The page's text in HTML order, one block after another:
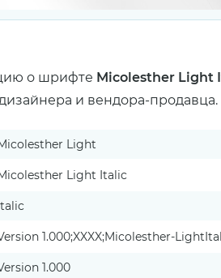
о шрифте Micolesther Light
и вендора-
Light
Light Italic
1.000;XXXX;Micolesther-
1.000